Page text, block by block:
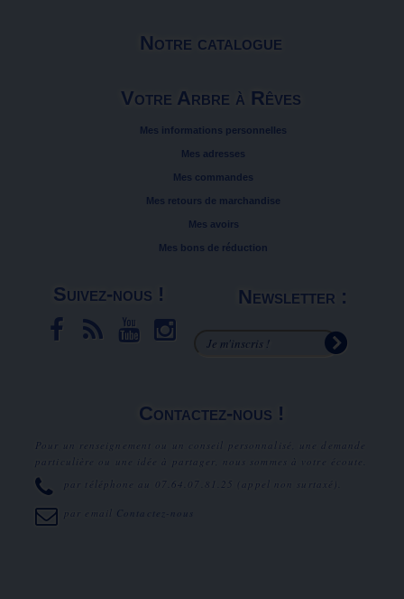
Notre catalogue
Votre Arbre à Rêves
Mes informations personnelles
Mes adresses
Mes commandes
Mes retours de marchandise
Mes avoirs
Mes bons de réduction
Suivez-nous ! Newsletter :
Contactez-nous !
Pour un renseignement ou un conseil personnalisé, une demande
particulière ou une idée à partager, nous sommes à votre écoute.
par téléphone au
07.64.07.81.25 (appel non surtaxé).
par email Contactez-nous